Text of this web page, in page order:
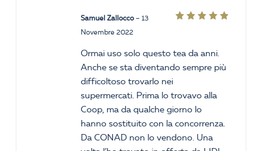
Samuel Zallocco – 13
Novembre 2022
Ormai uso solo questo tea da anni.
Anche se sta diventando sempre più
difficoltoso trovarlo nei
supermercati. Prima lo trovavo alla
Coop, ma da qualche giorno lo
hanno sostituito con la concorrenza.
Da CONAD non lo vendono. Una